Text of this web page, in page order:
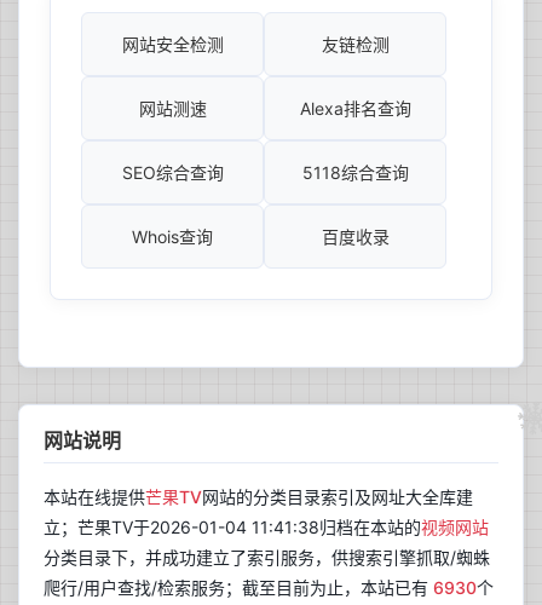
网站安全检测 友链检测
网站测速 Alexa排名查询
SEO综合查询 5118综合查询
Whois查询 百度收录
网站说明
本站在线提供芒果TV网站的分类目录索引及网址大全库建
立；芒果TV于2026-01-04 11:41:38归档在本站的视频网站
分类目录下，并成功建立了索引服务，供搜索引擎抓取/蜘蛛
爬行/用户查找/检索服务；截至目前为止，本站已有 6930个